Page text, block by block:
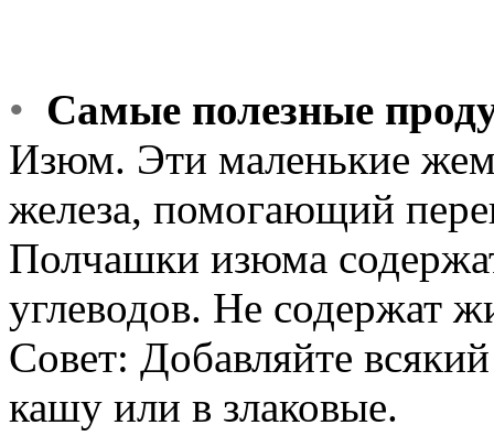
• Самые полезные
Изюм. Эти маленькие
железа, помогающий
Полчашки изюма
углеводов. Не содержат
Совет: Добавляйте
кашу или в злаковые.